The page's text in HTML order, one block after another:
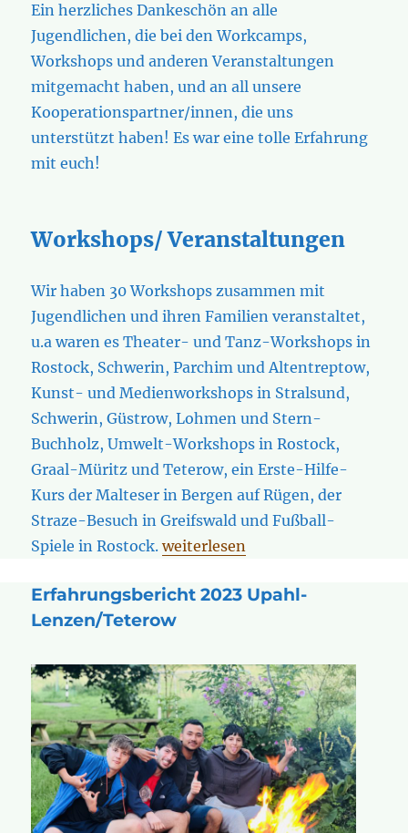
Ein herzliches Dankeschön an alle
Jugendlichen, die bei den Workcamps,
Workshops und anderen Veranstaltungen
mitgemacht haben, und an all unsere
Kooperationspartner/innen, die uns
unterstützt haben! Es war eine tolle Erfahrung
mit euch!
Workshops/ Veranstaltungen
Wir haben 30 Workshops zusammen mit
Jugendlichen und ihren Familien veranstaltet,
u.a waren es Theater- und Tanz-Workshops in
Rostock, Schwerin, Parchim und Altentreptow,
Kunst- und Medienworkshops in Stralsund,
Schwerin, Güstrow, Lohmen und Stern-
Buchholz, Umwelt-Workshops in Rostock,
Graal-Müritz und Teterow, ein Erste-Hilfe-
Kurs der Malteser in Bergen auf Rügen, der
Straze-Besuch in Greifswald und Fußball-
Spiele in Rostock.„LAGuS-Projekt 2023
weiterlesen
Erfahrungsbericht 2023 Upahl-
Lenzen/Teterow